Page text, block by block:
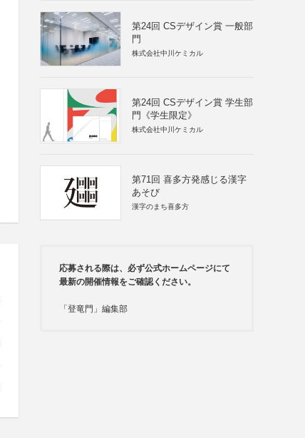
第24回 CSデザイン賞 一般部
門
株式会社中川ケミカル
第24回 CSデザイン賞 学生部
門《学生限定》
株式会社中川ケミカル
第71回 喜多方発感じる漢字
あそび
漢字のまち喜多方
応募される際は、必ず公式ホームページにて
最新の開催情報をご確認ください。
「登竜門」編集部